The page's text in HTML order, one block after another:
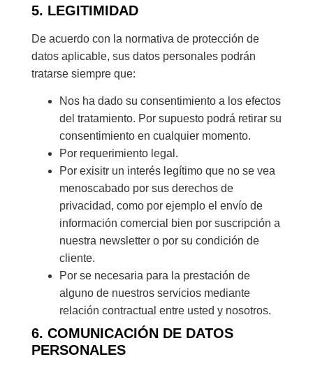
5. LEGITIMIDAD
De acuerdo con la normativa de protección de
datos aplicable, sus datos personales podrán
tratarse siempre que:
Nos ha dado su consentimiento a los efectos
del tratamiento. Por supuesto podrá retirar su
consentimiento en cualquier momento.
Por requerimiento legal.
Por exisitr un interés legítimo que no se vea
menoscabado por sus derechos de
privacidad, como por ejemplo el envío de
información comercial bien por suscripción a
nuestra newsletter o por su condición de
cliente.
Por se necesaria para la prestación de
alguno de nuestros servicios mediante
relación contractual entre usted y nosotros.
6. COMUNICACIÓN DE DATOS
PERSONALES